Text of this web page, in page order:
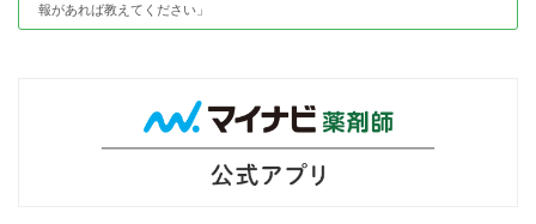
報があれば教えてください」